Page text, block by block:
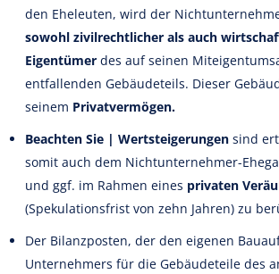
den Eheleuten, wird der
sowohl zivilrechtlicher als auch
Eigentümer des auf seinen
entfallenden Gebäudeteils. Dieser
seinem Privatvermögen.
Beachten Sie |Wertsteigerungen sind
somit auch dem Nichtunternehmer-
und ggf. im Rahmen eines privaten
(Spekulationsfrist von zehn Jahren) zu
Der Bilanzposten, der den eigenen
Unternehmers für die Gebäudeteile des